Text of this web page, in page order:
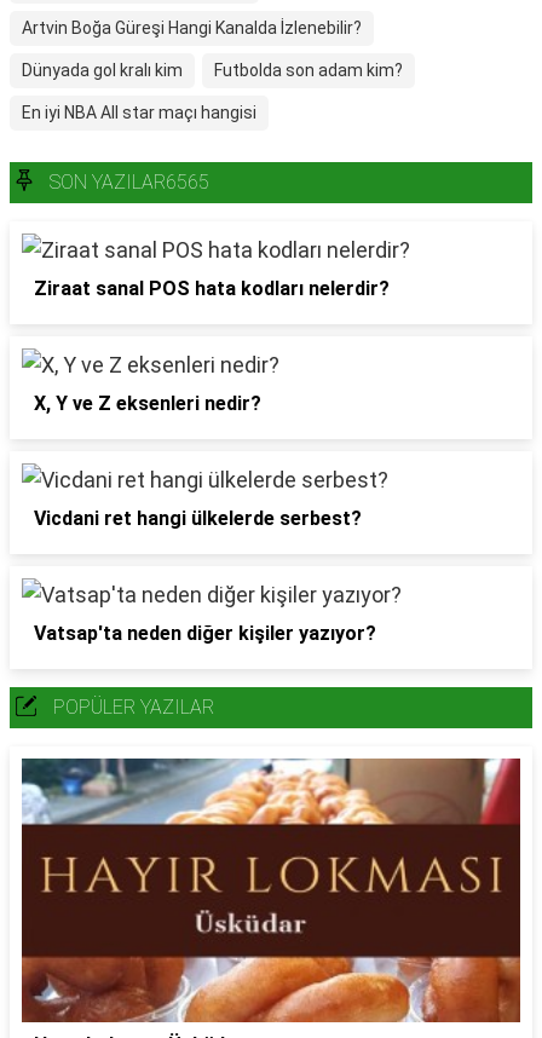
Artvin Boğa Güreşi Hangi Kanalda İzlenebilir?
Dünyada gol kralı kim Futbolda son adam kim?
En iyi NBA All star maçı hangisi
SON YAZILAR6565
Ziraat sanal POS hata kodları nelerdir?
X, Y ve Z eksenleri nedir?
Vicdani ret hangi ülkelerde serbest?
Vatsap'ta neden diğer kişiler yazıyor?
POPÜLER YAZILAR